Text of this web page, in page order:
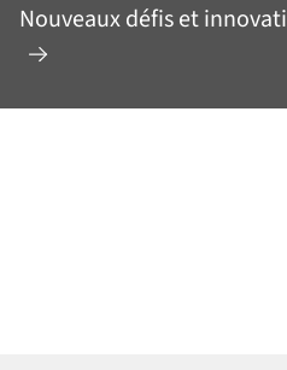
Nouveaux défis et